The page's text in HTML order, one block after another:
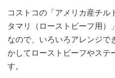
コストコの「アメリカ産チル
タマリ（ローストビーフ用）
なので、いろいろアレンジで
かしてローストビーフやステ
す。